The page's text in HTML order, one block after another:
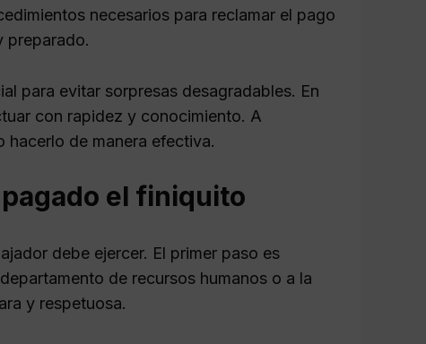
necesarios para reclamar el pago
preparado.
para evitar sorpresas desagradables. En
con rapidez y conocimiento. A
de manera efectiva.
el finiquito
debe ejercer. El primer paso es
de recursos humanos o a la
y respetuosa.